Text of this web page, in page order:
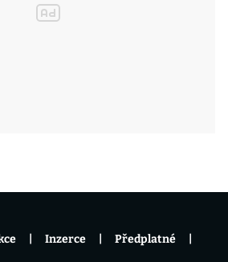
Inzerce Předplatné